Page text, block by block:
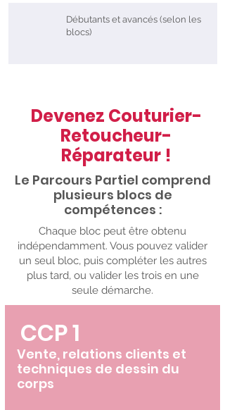
Débutants et avancés (selon les
blocs)
Devenez Couturier-
Retoucheur-
Réparateur !
Le Parcours Partiel comprend
plusieurs blocs de
compétences :
Chaque bloc peut être obtenu
indépendamment. Vous pouvez valider
un seul bloc, puis compléter les autres
plus tard, ou valider les trois en une
seule démarche.
CCP 1
Vente, relations clients et
techniques de dessin du
corps